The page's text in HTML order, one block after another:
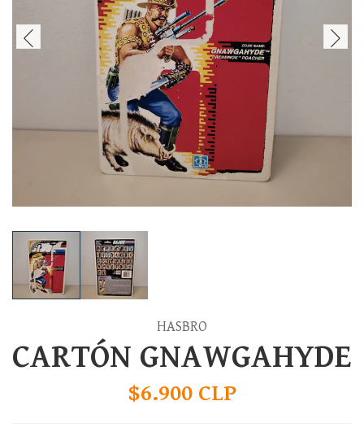
HASBRO
CARTÓN GNAWGAHYDE
$6.900 CLP